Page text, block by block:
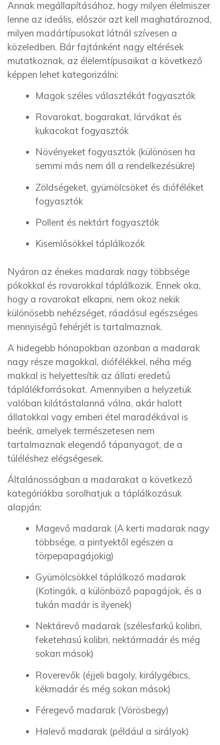
Annak megállapításához, hogy milyen élelmiszer
lenne az ideális, először azt kell maghatároznod,
milyen madártípusokat látnál szívesen a
közeledben. Bár fajtánként nagy eltérések
mutatkoznak, az élelemtípusaikat a következő
képpen lehet kategorizálni:
Magok széles választékát fogyasztók
Rovarokat, bogarakat, lárvákat és
kukacokat fogyasztók
Növényeket fogyasztók (különösen ha
semmi más nem áll a rendelkezésükre)
Zöldségeket, gyümölcsöket és dióféléket
fogyasztók
Pollent és nektárt fogyasztók
Kisemlősökkel táplálkozók
Nyáron az énekes madarak nagy többsége
pókokkal és rovarokkal táplálkozik. Ennek oka,
hogy a rovarokat elkapni, nem okoz nekik
különösebb nehézséget, ráadásul egészséges
mennyiségű fehérjét is tartalmaznak.
A hidegebb hónapokban azonban a madarak
nagy része magokkal, diófélékkel, néha még
makkal is helyettesítik az állati eredetű
táplálékforrásokat. Amennyiben a helyzetük
valóban kilátástalanná válna, akár halott
állatokkal vagy emberi étel maradékával is
beérik, amelyek természetesen nem
tartalmaznak elegendő tápanyagot, de a
túléléshez elégségesek.
Általánosságban a madarakat a következő
kategóriákba sorolhatjuk a táplálkozásuk
alapján:
Magevő madarak (A kerti madarak nagy
többsége, a pintyektől egészen a
törpepapagájokig)
Gyümölcsökkel táplálkozó madarak
(Kotingák, a különböző papagájok, és a
tukán madár is ilyenek)
Nektárevő madarak (szélesfarkú kolibri,
feketehasú kolibri, nektármadár és még
sokan mások)
Roverevők (éjjeli bagoly, királygébics,
kékmadár és még sokan mások)
Féregevő madarak (Vörösbegy)
Halevő madarak (például a sirályok)